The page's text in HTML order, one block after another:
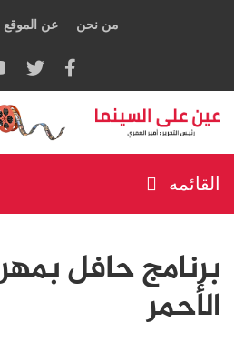
من نحن عن الموقع
القائمه
برنامج حافل
الأحمر